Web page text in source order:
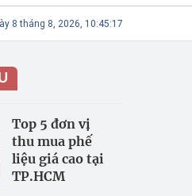
sáng tạo Thế giới
8 tháng 8, 2026, 10:45:18
Top 5 đơn vị
thu mua phế
liệu giá cao tại
TP.HCM